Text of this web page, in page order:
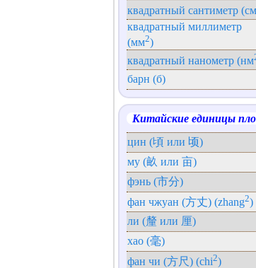
квадратный сантиметр (см
квадратный миллиметр
(мм2)
квадратный нанометр (нм
барн (б)
Китайские единицы
цин (頃 или 顷)
му (畝 или 亩)
фэнь (市分)
фан чжуан (方丈) (zhang2)
ли (釐 или 厘)
хао (毫)
фан чи (方尺) (chi2)